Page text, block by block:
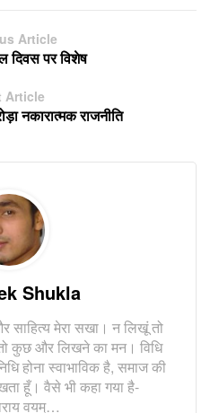
Article
पर विशेष
Article
नकारात्मक राजनीति
Shukla
साहित्य मेरा सखा। न लिखूं तो
कुछ और लिखने का मन। विधि
होना स्वाभाविक है, समाज की
हूँ। वैसे भी कहा गया है-
वयम्…